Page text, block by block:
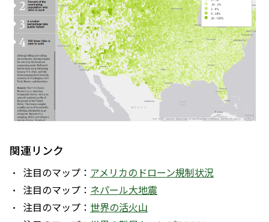
関連リンク
注目のマップ： アメリカのドローン規制状況
注目のマップ： ネパール大地震
注目のマップ： 世界の活火山